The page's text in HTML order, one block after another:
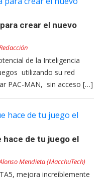
crear el nuevo
de la Inteligencia
utilizando su red
PAC-MAN, sin acceso […]
hace de tu juego el
Mendieta (MacchuTech)
mejora increíblemente